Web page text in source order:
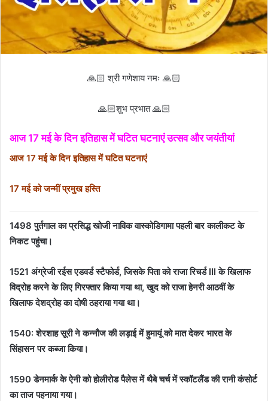
🙏🏻 श्री गणेशाय नमः 🙏🏻
🙏🏻शुभ प्रभात 🙏🏻
आज 17 मई के दिन इतिहास में घटित घटनाएं उत्सव और जयंतीयां
आज 17 मई के दिन इतिहास में घटित घटनाएं
17 मई को जन्मीं प्रमुख हस्ति
1498 पुर्तगाल का प्रसिद्ध खोजी नाविक वास्कोडिगामा पहली बार कालीकट के
निकट पहुंचा।
1521 अंग्रेजी रईस एडवर्ड स्टैफोर्ड, जिसके पिता को राजा रिचर्ड III के खिलाफ
विद्रोह करने के लिए गिरफ्तार किया गया था, खुद को राजा हेनरी आठवीं के
खिलाफ देशद्रोह का दोषी ठहराया गया था।
1540:शेरशाह सूरी ने कन्नौज की लड़ाई में हुमायूं को मात देकर भारत के
सिंहासन पर कब्जा किया।
1590 डेनमार्क के ऐनी को होलीरोड पैलेस में थैबे चर्च में स्कॉटलैंड की रानी कंसोर्ट
का ताज पहनाया गया।